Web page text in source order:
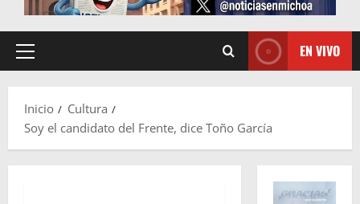
Menú
EN VIVO
Inicio
Cultura
Soy el candidato del Frente, dice Toño García